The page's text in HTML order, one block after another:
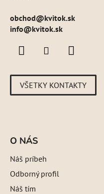
obchod@kvitok.sk
info@kvitok.sk
VŠETKY KONTAKTY
O NÁS
Náš príbeh
Odborný profil
Náš tím